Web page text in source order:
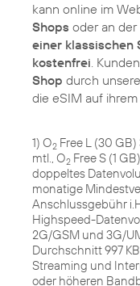
kann online im
Shops oder an
einer klassischen
kostenfrei .
Shop durch
die eSIM auf
1) O2 Free L (30 GB)
mtl., O2 Free S (1
doppeltes
monatige
Anschlussgebühr
Highspeed-
2G/GSM und 3G/
Durchschnitt 997
Streaming und
oder höheren